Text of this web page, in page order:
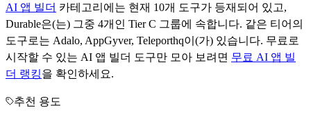
AI 앱 빌더 카테고리에는 현재 10개 도구가 등재되어 있고,
Durable은(는) 그중 4개인 TierC 그룹에 속합니다. 같은 티어의
도구로는 Adalo, AppGyver, Teleporthq이(가) 있습니다. 무료로
시작할 수 있는 AI 앱 빌더 도구만 모아 보려면 무료 AI 앱 빌
더 랭킹을 확인하세요.
추천 용도